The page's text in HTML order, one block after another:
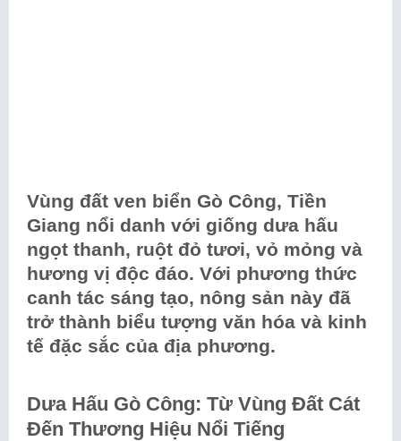
Vùng đất ven biển Gò Công, Tiền
Giang nổi danh với giống dưa hấu
ngọt thanh, ruột đỏ tươi, vỏ mỏng và
hương vị độc đáo. Với phương thức
canh tác sáng tạo, nông sản này đã
trở thành biểu tượng văn hóa và kinh
tế đặc sắc của địa phương.
Dưa Hấu Gò Công: Từ Vùng Đất Cát
Đến Thương Hiệu Nổi Tiếng